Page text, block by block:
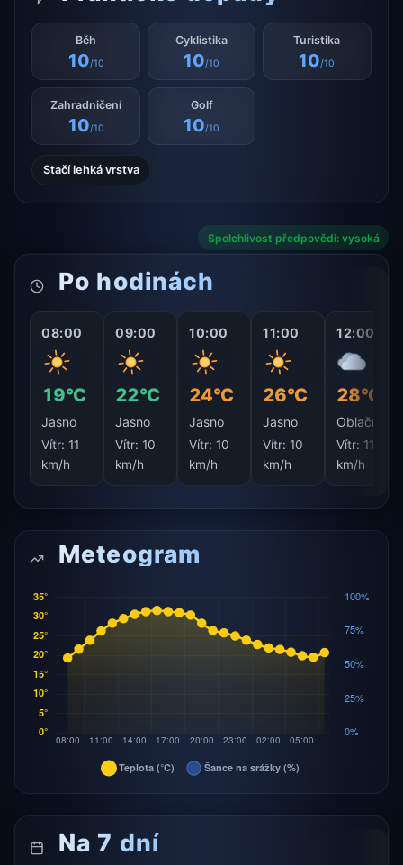
Běh
10/10
Cyklistika
10/10
Turistika
10/10
Zahradničení
10/10
Golf
10/10
Stačí lehká vrstva
Spolehlivost předpovědi: vysoká
Po hodinách
08:00
19°C
Jasno
Vítr: 11
km/h
09:00
22°C
Jasno
Vítr: 10
km/h
10:00
24°C
Jasno
Vítr: 10
km/h
11:00
26°C
Jasno
Vítr: 10
km/h
12:00
28°C
Oblačno
Vítr: 11
km/h
Meteogram
Na 7 dní